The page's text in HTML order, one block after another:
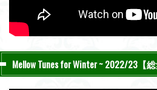
Mellow Tunes for Winter ~ 2022/23【総